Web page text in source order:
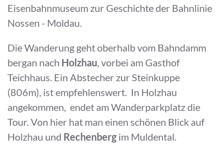
Eisenbahnmuseum zur Geschichte der Bahnlinie
Nossen - Moldau.
Die Wanderung geht oberhalb vom Bahndamm
bergan nach Holzhau, vorbei am Gasthof
Teichhaus. Ein Abstecher zur Steinkuppe
(806m), ist empfehlenswert. In Holzhau
angekommen, endet am Wanderparkplatz die
Tour. Von hier hat man einen schönen Blick auf
Holzhau und Rechenberg im Muldental.